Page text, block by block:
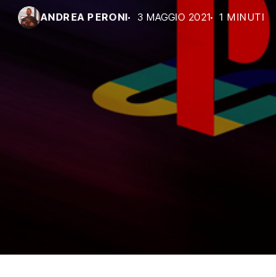
ANDREA PERONI 3 MAGGIO 2021 1 MINUTI